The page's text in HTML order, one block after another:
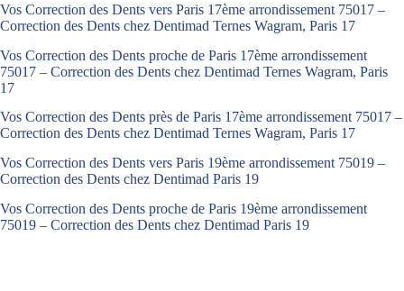
Vos Correction des Dents vers Paris 17ème arrondissement 75017 –
Correction des Dents chez Dentimad Ternes Wagram, Paris 17
Vos Correction des Dents proche de Paris 17ème arrondissement
75017 – Correction des Dents chez Dentimad Ternes Wagram, Paris
17
Vos Correction des Dents près de Paris 17ème arrondissement 75017 –
Correction des Dents chez Dentimad Ternes Wagram, Paris 17
Vos Correction des Dents vers Paris 19ème arrondissement 75019 –
Correction des Dents chez Dentimad Paris 19
Vos Correction des Dents proche de Paris 19ème arrondissement
75019 – Correction des Dents chez Dentimad Paris 19